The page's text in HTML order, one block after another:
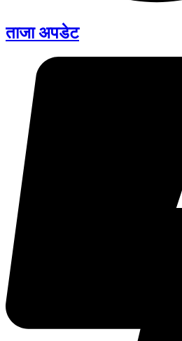
ताजा अपडेट